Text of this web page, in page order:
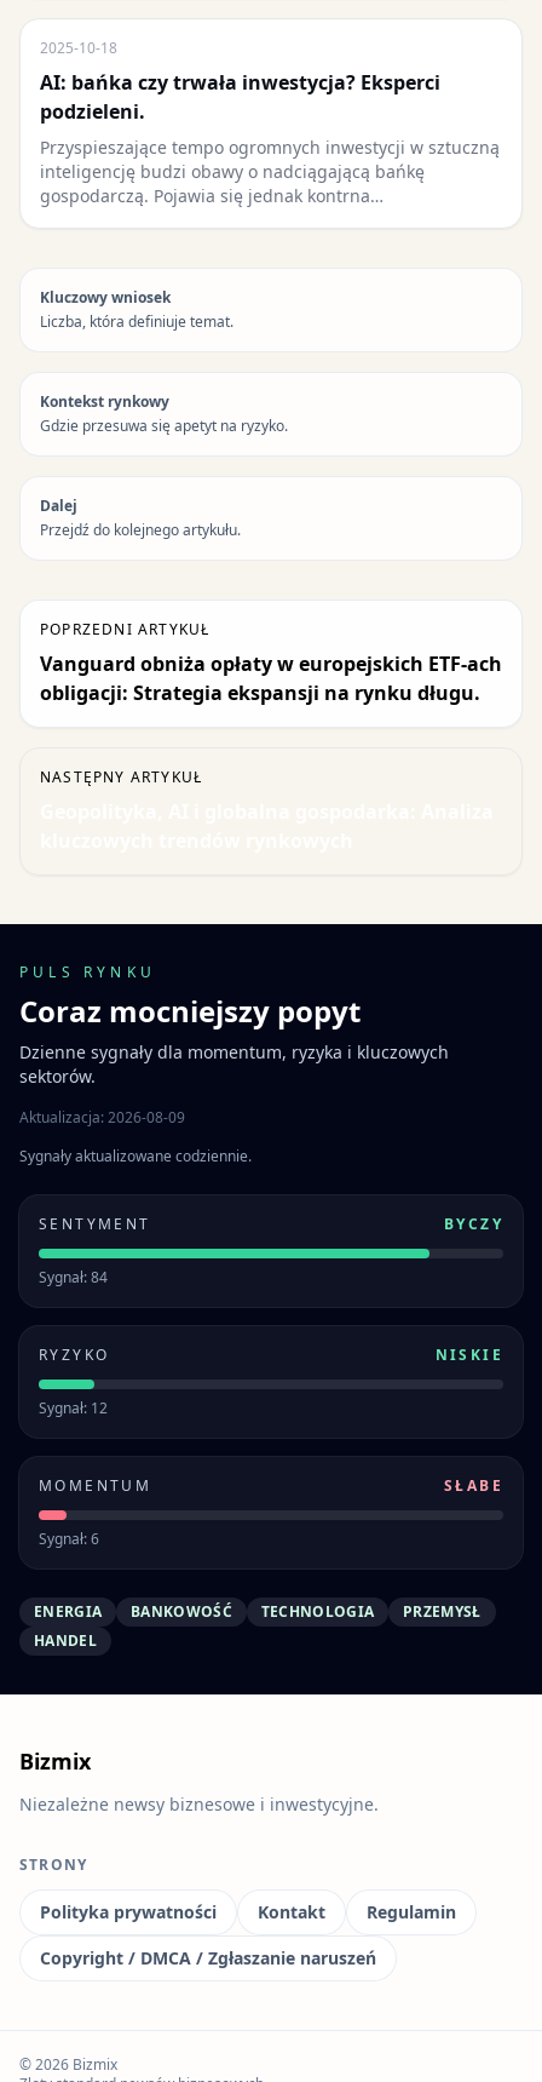
2025-10-18
AI: bańka czy trwała inwestycja? Eksperci
podzieleni.
Przyspieszające tempo ogromnych inwestycji w sztuczną
inteligencję budzi obawy o nadciągającą bańkę
gospodarczą. Pojawia się jednak kontrna…
Kluczowy wniosek
Liczba, która definiuje temat.
Kontekst rynkowy
Gdzie przesuwa się apetyt na ryzyko.
Dalej
Przejdź do kolejnego artykułu.
POPRZEDNI ARTYKUŁ
Vanguard obniża opłaty w europejskich ETF-ach
obligacji: Strategia ekspansji na rynku długu.
NASTĘPNY ARTYKUŁ
PULS RYNKU
Coraz mocniejszy popyt
Dzienne sygnały dla momentum, ryzyka i kluczowych
sektorów.
Aktualizacja: 2026-08-09
Sygnały aktualizowane codziennie.
SENTYMENT BYCZY
Sygnał: 84
RYZYKO NISKIE
Sygnał: 12
MOMENTUM SŁABE
Sygnał: 6
ENERGIA BANKOWOŚĆ TECHNOLOGIA
PRZEMYSŁ
HANDEL
Bizmix
Niezależne newsy biznesowe i inwestycyjne.
STRONY
Polityka prywatności Kontakt
Regulamin
Copyright / DMCA / Zgłaszanie naruszeń
© 2026 Bizmix